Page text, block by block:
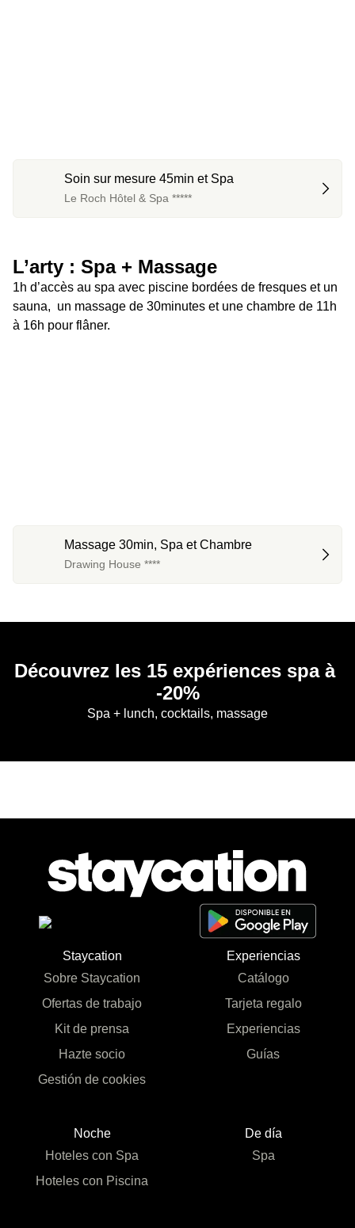
Soin sur mesure 45min et Spa
Le Roch Hôtel & Spa *****
L’arty : Spa + Massage
1h d’accès au spa avec piscine bordées de fresques et un
sauna,  un massage de 30minutes et une chambre de 11h
à 16h pour flâner.
Massage 30min, Spa et Chambre
Drawing House ****
Découvrez les 15 expériences spa à
-20%
Spa + lunch, cocktails, massage
Staycation
Sobre Staycation
Ofertas de trabajo
Kit de prensa
Hazte socio
Gestión de cookies
Experiencias
Catálogo
Tarjeta regalo
Experiencias
Guías
Noche
Hoteles con Spa
Hoteles con Piscina
De día
Spa